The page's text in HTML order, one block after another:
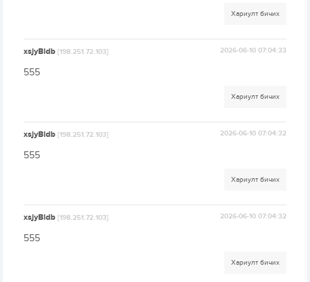
Хариулт бичих
xsjyBldb[198.251.72.103] 2026-06-10 07:04:33
555
Хариулт бичих
xsjyBldb[198.251.72.103] 2026-06-10 07:04:32
555
Хариулт бичих
xsjyBldb[198.251.72.103] 2026-06-10 07:04:32
555
Хариулт бичих